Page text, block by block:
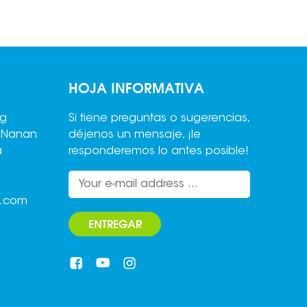
HOJA INFORMATIVA
Si tiene preguntas o sugerencias,
déjenos un mensaje, ¡le
responderemos lo antes posible!
ENTREGAR